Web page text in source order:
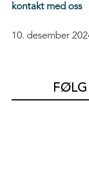
kontakt med oss
10. desember
FØLG